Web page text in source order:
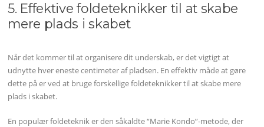
5. Effektive foldeteknikker til at skabe
mere plads i skabet
Når det kommer til at organisere dit underskab, er det vigtigt at
udnytte hver eneste centimeter af pladsen. En effektiv måde at gøre
dette på er ved at bruge forskellige foldeteknikker til at skabe mere
plads i skabet.
En populær foldeteknik er den såkaldte “Marie Kondo”-metode, der